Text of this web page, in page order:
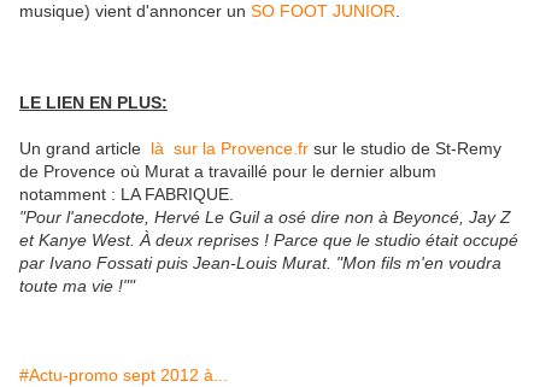
musique) vient d'annoncer un SO FOOT JUNIOR
LE LIEN EN PLUS:
Un grand article là sur la Provence.fr sur le studio de St-Remy
de Provence où Murat a travaillé pour le dernier album
notamment : LA FABRIQUE.
"Pour l'anecdote, Hervé Le Guil a osé dire non à Beyoncé, Jay Z
et Kanye West. À deux reprises ! Parce que le studio était occupé
par Ivano Fossati puis Jean-Louis Murat. "Mon fils m'en voudra
toute ma vie !""
#Actu-promo sept 2012 à...